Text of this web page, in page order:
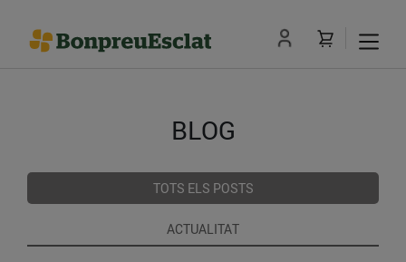
BLOG
TOTS ELS POSTS
ACTUALITAT